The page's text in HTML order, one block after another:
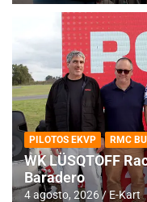
PILOTOS EKVP RMC
WK LÜSQTOFF
Baradero
4 agosto, 2026 E-Kart